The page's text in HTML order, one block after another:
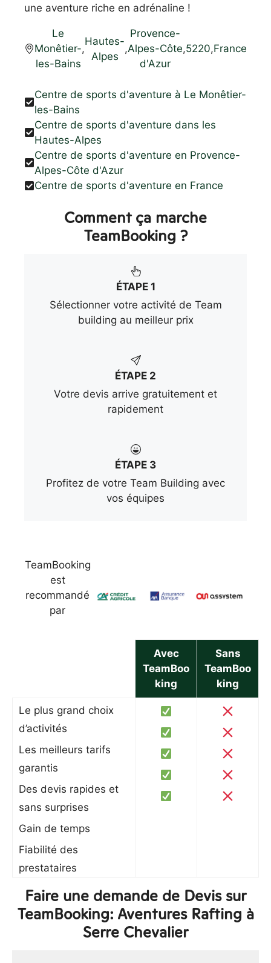
une aventure riche en adrénaline !
Le
Monêtier-
les-Bains
,
Hautes-
Alpes
,
Provence-
Alpes-Côte
d'Azur
,5220,France
Centre de sports d'aventure à Le Monêtier-
les-Bains
Centre de sports d'aventure dans les
Hautes-Alpes
Centre de sports d'aventure en Provence-
Alpes-Côte d'Azur
Centre de sports d'aventure en France
Comment ça marche
TeamBooking ?
ÉTAPE 1
Sélectionner votre activité de Team
building au meilleur prix
ÉTAPE 2
Votre devis arrive gratuitement et
rapidement
ÉTAPE 3
Profitez de votre Team Building avec
vos équipes
TeamBooking
est
recommandé
par
Avec
TeamBoo
king
Sans
TeamBoo
king
Le plus grand choix
d’activités
Les meilleurs tarifs
garantis
Des devis rapides et
sans surprises
Gain de temps
Fiabilité des
prestataires
Faire une demande de Devis sur
TeamBooking: Aventures Rafting à
Serre Chevalier